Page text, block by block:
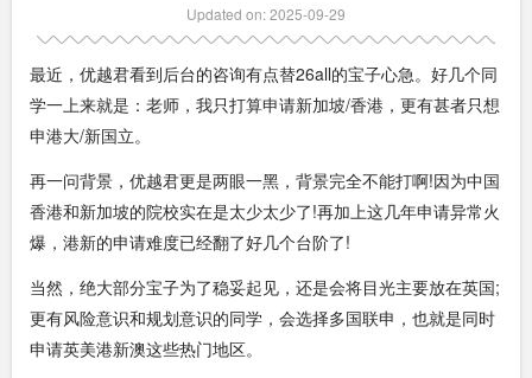
Updated on: 2025-09-29
最近，优越君看到后台的咨询有点替26all的宝子心急。好几个同
学一上来就是：老师，我只打算申请新加坡/香港，更有甚者只想
申港大/新国立。
再一问背景，优越君更是两眼一黑，背景完全不能打啊!因为中国
香港和新加坡的院校实在是太少太少了!再加上这几年申请异常火
爆，港新的申请难度已经翻了好几个台阶了!
当然，绝大部分宝子为了稳妥起见，还是会将目光主要放在英国;
更有风险意识和规划意识的同学，会选择多国联申，也就是同时
申请英美港新澳这些热门地区。